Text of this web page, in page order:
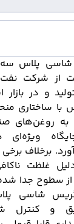
شاسی پلاس
از شرکت نفت
و در بازار
ساختاری
روغن‌های
برخلاف
غلظت
سطوح جدا
گریس شاسی
و کنترل